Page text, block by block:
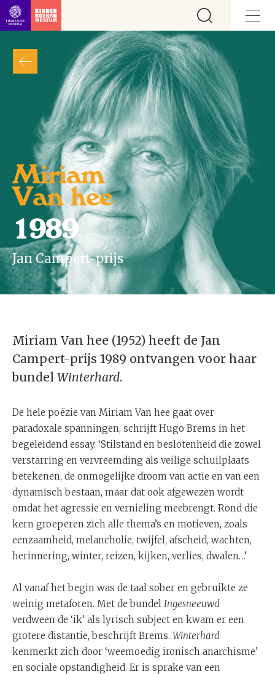
Ga direct naar inhoud
Miriam
Van hee
1989
Jan Campert-prijs
Miriam Van hee (1952) heeft de Jan
Campert-prijs 1989 ontvangen voor haar
bundel Winterhard.
De hele poëzie van Miriam Van hee gaat over
paradoxale spanningen, schrijft Hugo Brems in het
begeleidend essay. ‘Stilstand en beslotenheid die zowel
verstarring en vervreemding als veilige schuilplaats
betekenen, de onmogelijke droom van actie en van een
dynamisch bestaan, maar dat ook afgewezen wordt
omdat het agressie en vernieling meebrengt. Rond die
kern groeperen zich alle thema’s en motieven, zoals
eenzaamheid, melancholie, twijfel, afscheid, wachten,
herinnering, winter, reizen, kijken, verlies, dwalen…’
Al vanaf het begin was de taal sober en gebruikte ze
weinig metaforen. Met de bundel Ingesneeuwd
verdween de ‘ik’ als lyrisch subject en kwam er een
grotere distantie, beschrijft Brems. Winterhard
kenmerkt zich door ‘weemoedig ironisch anarchisme’
en sociale opstandigheid. Er is sprake van een